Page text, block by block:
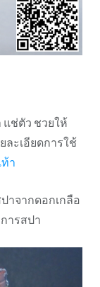
แช่ตัว ชวยให้
ละเอียดการใช้
า
จากดอกเกลือ
ารสปา